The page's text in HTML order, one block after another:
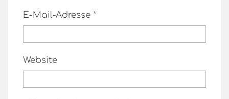
E-Mail-Adresse *
Website